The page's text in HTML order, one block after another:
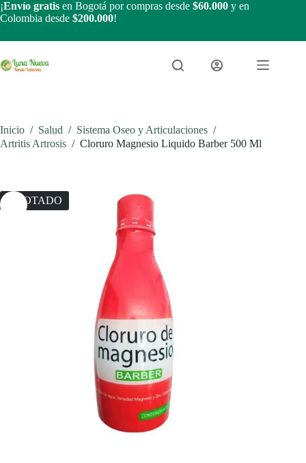
Saltar
al
¡Envío gratis en Bogotá por compras desde $60.000 y en
Colombia desde $200.000!
Inicio / Salud / Sistema Oseo y Articulaciones /
Artritis Artrosis / Cloruro Magnesio Liquido Barber 500 Ml
AGOTADO